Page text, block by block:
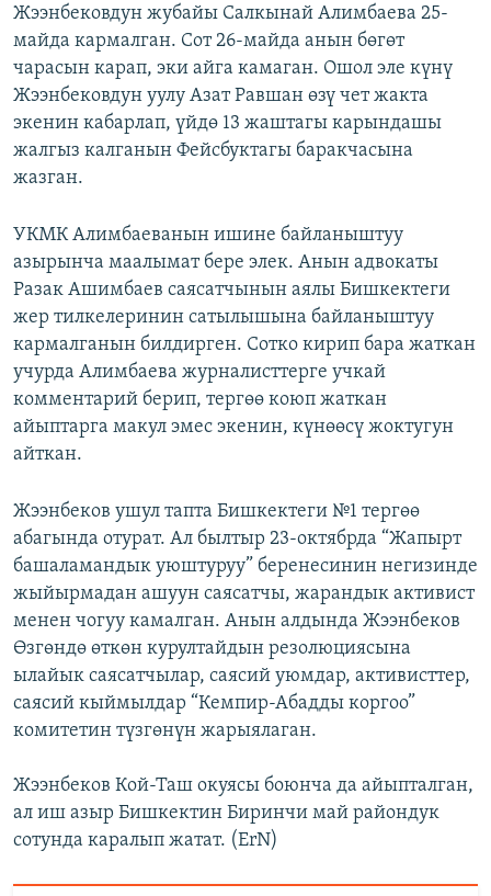
Жээнбековдун жубайы Салкынай Алимбаева 25-
майда кармалган. Сот 26-майда анын бөгөт
чарасын карап, эки айга камаган. Ошол эле күнү
Жээнбековдун уулу Азат Равшан өзү чет жакта
экенин кабарлап, үйдө 13 жаштагы карындашы
жалгыз калганын Фейсбуктагы баракчасына
жазган.
УКМК Алимбаеванын ишине байланыштуу
азырынча маалымат бере элек. Анын адвокаты
Разак Ашимбаев саясатчынын аялы Бишкектеги
жер тилкелеринин сатылышына байланыштуу
кармалганын билдирген. Сотко кирип бара жаткан
учурда Алимбаева журналисттерге учкай
комментарий берип, тергөө коюп жаткан
айыптарга макул эмес экенин, күнөөсү жоктугун
айткан.
Жээнбеков ушул тапта Бишкектеги №1 тергөө
абагында отурат. Ал былтыр 23-октябрда “Жапырт
башаламандык уюштуруу” беренесинин негизинде
жыйырмадан ашуун саясатчы, жарандык активист
менен чогуу камалган. Анын алдында Жээнбеков
Өзгөндө өткөн курултайдын резолюциясына
ылайык саясатчылар, саясий уюмдар, активисттер,
саясий кыймылдар “Кемпир-Абадды коргоо”
комитетин түзгөнүн жарыялаган.
Жээнбеков Кой-Таш окуясы боюнча да айыпталган,
ал иш азыр Бишкектин Биринчи май райондук
сотунда каралып жатат. (ErN)